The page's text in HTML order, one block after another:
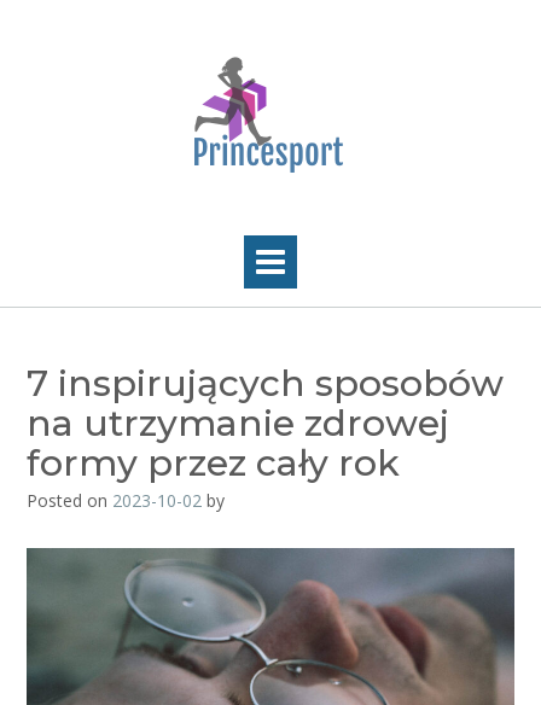
7 inspirujących sposobów
na utrzymanie zdrowej
formy przez cały rok
Posted on 2023-10-02 by